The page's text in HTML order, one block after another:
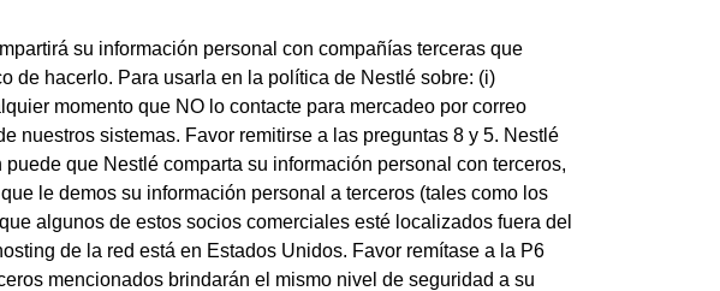
su información personal con compañías terceras que
de hacerlo. Para usarla en la política de Nestlé sobre: (i)
momento que NO lo contacte para mercadeo por correo
nuestros sistemas. Favor remitirse a las preguntas 8 y 5. Nestlé
que Nestlé comparta su información personal con terceros,
le demos su información personal a terceros (tales como los
algunos de estos socios comerciales esté localizados fuera del
de la red está en Estados Unidos. Favor remítase a la P6
mencionados brindarán el mismo nivel de seguridad a su